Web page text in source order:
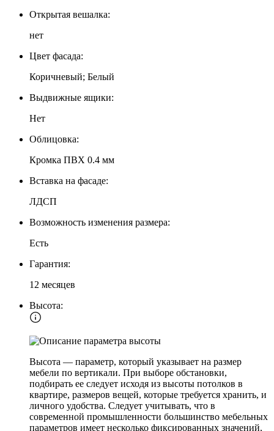
Открытая вешалка:
нет
Цвет фасада:
Коричневый; Белый
Выдвижные ящики:
Нет
Облицовка:
Кромка ПВХ 0.4 мм
Вставка на фасаде:
ЛДСП
Возможность изменения размера:
Есть
Гарантия:
12 месяцев
Высота:
Высота — параметр, который указывает на размер
мебели по вертикали. При выборе обстановки,
подбирать ее следует исходя из высоты потолков в
квартире, размеров вещей, которые требуется хранить, и
личного удобства. Следует учитывать, что в
современной промышленности большинство мебельных
параметров имеет несколько фиксированных значений,